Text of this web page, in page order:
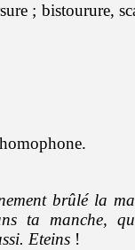
; bistourure,
brûlé la
ta manche,
Eteins !